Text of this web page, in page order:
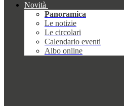
Novità
Panoramica
Le notizie
Le circolari
Calendario eventi
Albo online